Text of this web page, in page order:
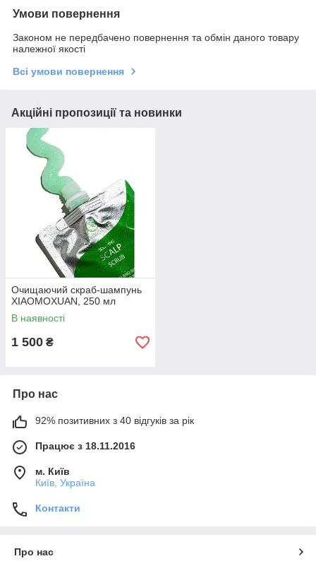
Умови повернення
Законом не передбачено повернення та обмін даного товару
належної якості
Всі умови повернення
Акційні пропозиції та новинки
Очищаючий скраб-шампунь
XIAOMOXUAN, 250 мл
В наявності
1 500 ₴
Про нас
92% позитивних з 40 відгуків за рік
Працює з 18.11.2016
м. Київ
Київ, Україна
Контакти
Про нас